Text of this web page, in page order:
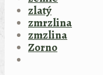
zlatý
zmrzlina
zmzlina
Zorno